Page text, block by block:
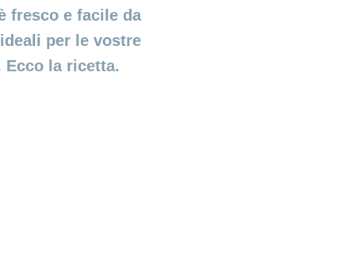
fresco e facile da
per le vostre
Ecco la ricetta.